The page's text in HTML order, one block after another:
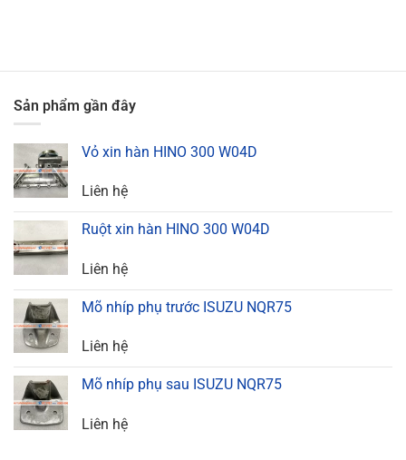
Sản phẩm gần đây
Vỏ xin hàn HINO 300 W04D
Liên hệ
Ruột xin hàn HINO 300 W04D
Liên hệ
Mõ nhíp phụ trước ISUZU NQR75
Liên hệ
Mõ nhíp phụ sau ISUZU NQR75
Liên hệ